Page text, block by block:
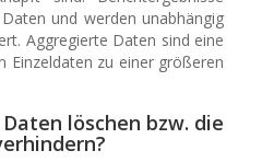
und werden unabhängig
Aggregierte Daten sind eine
Einzeldaten zu einer größeren
löschen bzw. die